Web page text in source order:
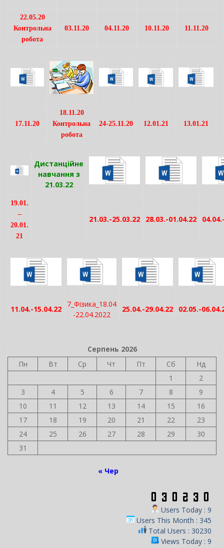
22.05.20
Контрольна
робота
03.11.20 04.11.20 10.11.20 11.11.20
17.11.20
18.11.20
Контрольна
робота
24-25.11.20 12.01.21 13.01.21
Дистанційне
навчання з
21.03.22
19.01.
–
20.01.
21
21.03.-25.03.22 28.03.-01.04.22
11.04.-15.04.22
7_Фізика_18.04
-22.04.2022
25.04.-29.04.22 02.05.-
Серпень 2026
Пн
Вт Ср Чт Пт Сб
Нд
1
2
3
4 5 6 7 8
9
10
11 12 13 14 15
16
17
18 19 20 21 22
23
24
25 26 27 28 29
30
31
« Чер
Users Today : 9
Users This Month : 345
Total Users : 30230
Views Today : 9